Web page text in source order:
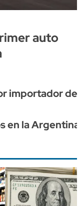
auto
importador de
en la